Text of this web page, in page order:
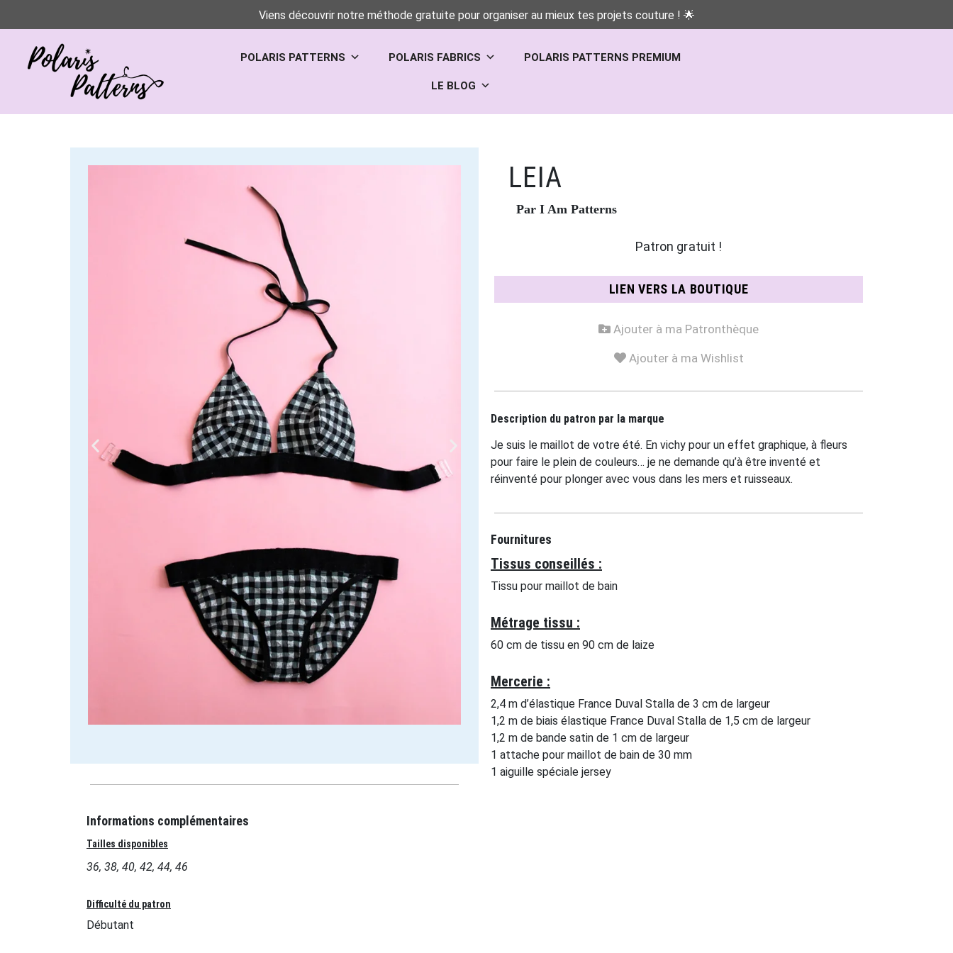
Viens découvrir notre méthode gratuite pour organiser au mieux tes projets couture ! 🌟
POLARIS PATTERNS POLARIS FABRICS POLARIS PATTERNS PREMIUM
LE BLOG
Informations complémentaires
Tailles disponibles
36, 38, 40, 42, 44, 46
Difficulté du patron
Débutant
LEIA
Par I Am Patterns
Patron gratuit !
LIEN VERS LA BOUTIQUE
Ajouter à ma Patronthèque
Ajouter à ma Wishlist
Description du patron par la marque
Je suis le maillot de votre été. En vichy pour un effet graphique, à fleurs
pour faire le plein de couleurs… je ne demande qu’à être inventé et
réinventé pour plonger avec vous dans les mers et ruisseaux.
Fournitures
Tissus conseillés :
Tissu pour maillot de bain
Métrage tissu :
60 cm de tissu en 90 cm de laize
Mercerie :
2,4 m d’élastique France Duval Stalla de 3 cm de largeur
1,2 m de biais élastique France Duval Stalla de 1,5 cm de largeur
1,2 m de bande satin de 1 cm de largeur
1 attache pour maillot de bain de 30 mm
1 aiguille spéciale jersey